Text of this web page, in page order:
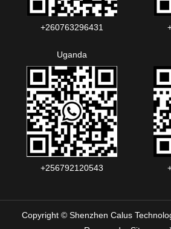
+260763296431
Uganda
+256792120543‬
Copyright © Shenzhen Calus